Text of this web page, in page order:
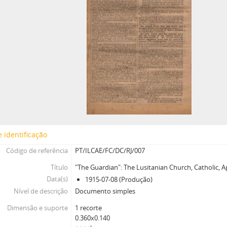
identificação
Código de referência
PT/ILCAE/FC/DC/RJ/007
Título
"The Guardian": The Lusitanian Church, Catholic,
Data(s)
1915-07-08 (Produção)
Nível de descrição
Documento simples
Dimensão e suporte
1 recorte
0.360x0.140